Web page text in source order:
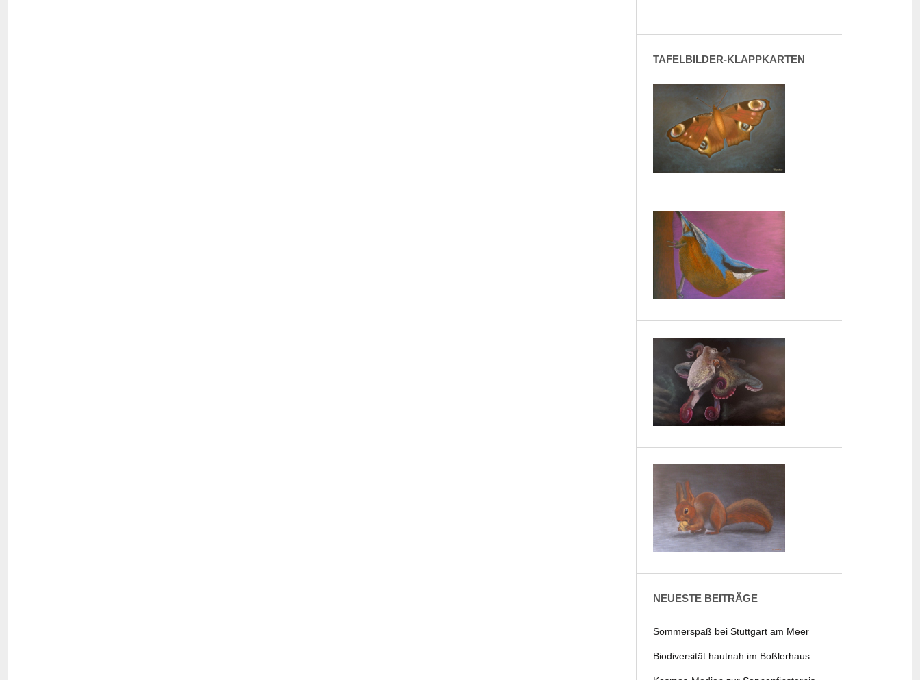
TAFELBILDER-KLAPPKARTEN
NEUESTE BEITRÄGE
Sommerspaß bei Stuttgart am Meer
Biodiversität hautnah im Boßlerhaus